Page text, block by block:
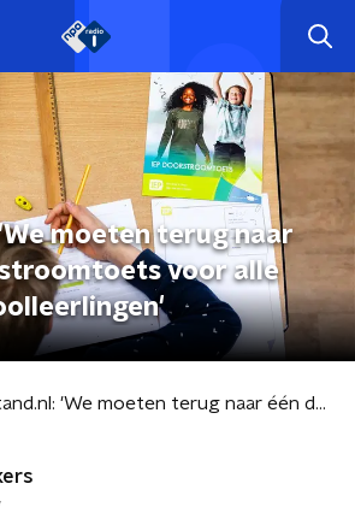
moeten terug naar
voor alle
Stand.nl: 'We moeten terug naar één doorstroomtoets voor alle basisschoolleerlingen'